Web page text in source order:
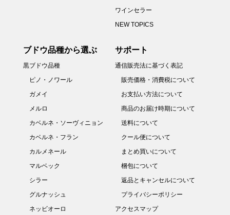
ワインセラー
NEW TOPICS
ブドウ品種から選ぶ
黒ブドウ品種
ピノ・ノワール
ガメイ
メルロ
カベルネ・ソーヴィニョン
カベルネ・フラン
カルメネール
マルベック
シラー
グルナッシュ
ネッビオーロ
サポート
通信販売法に基づく表記
販売価格・消費税について
お支払い方法について
商品のお届け時期について
送料について
クール便について
まとめ買いについて
梱包について
返品とキャンセルについて
プライバシーポリシー
アクセスマップ